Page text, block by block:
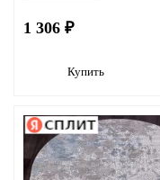
1 306 ₽
Купить